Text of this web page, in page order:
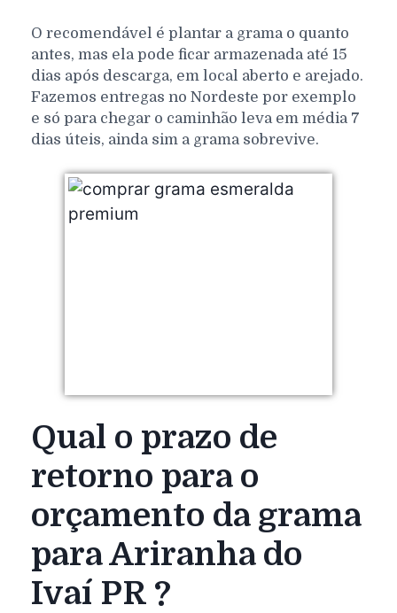
O recomendável é plantar a grama o quanto
antes, mas ela pode ficar armazenada até 15
dias após descarga, em local aberto e arejado.
Fazemos entregas no Nordeste por exemplo
e só para chegar o caminhão leva em média 7
dias úteis, ainda sim a grama sobrevive.
Qual o prazo de
retorno para o
orçamento da grama
para Ariranha do
Ivaí PR ?